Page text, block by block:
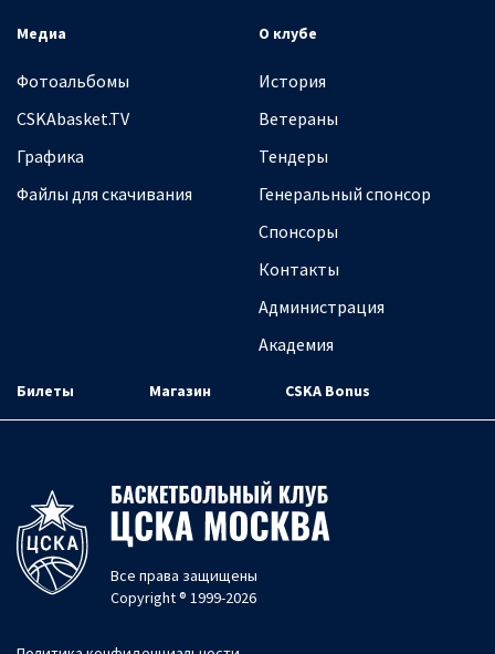
Медиа
Фотоальбомы
CSKAbasket.TV
Графика
Файлы для скачивания
О клубе
История
Ветераны
Тендеры
Генеральный спонсор
Спонсоры
Контакты
Администрация
Академия
Билеты Магазин CSKA Bonus
Все права защищены
Copyright ® 1999-2026